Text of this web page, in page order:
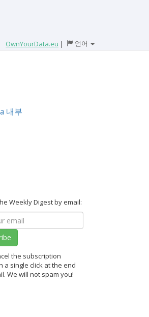
OwnYourData.eu | 언어
내부
Weekly Digest by email:
the subscription
a single click at the end
We will not spam you!